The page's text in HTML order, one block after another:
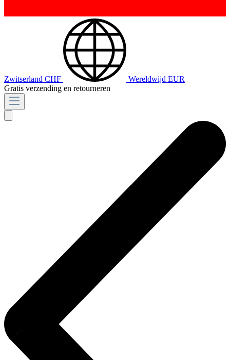
Zwitserland CHF Wereldwijd EUR
Gratis verzending en retourneren